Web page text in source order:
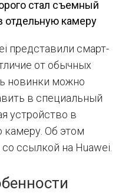
стал съемный
отдельную камеру
представили смарт-
от обычных
новинки можно
в специальный
устройство в
Об этом
ссылкой на Huawei.